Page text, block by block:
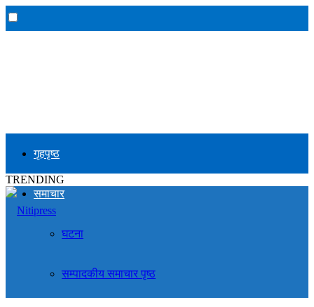
गृहपृष्ठ
समाचार
घटना
सम्पादकीय समाचार पृष्ठ
TRENDING